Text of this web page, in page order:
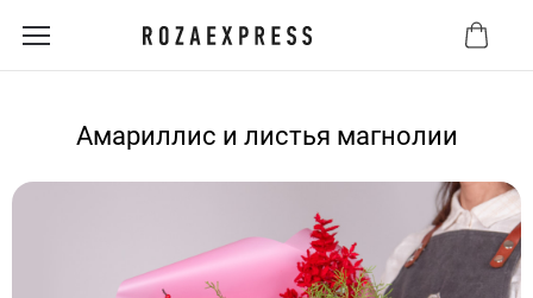
Амариллис и листья магнолии